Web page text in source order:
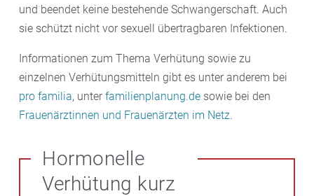
und beendet keine bestehende Schwangerschaft. Auch
sie schützt nicht vor sexuell übertragbaren Infektionen.
Informationen zum Thema Verhütung sowie zu
einzelnen Verhütungsmitteln gibt es unter anderem bei
pro familia, unter familienplanung.de sowie bei den
Frauenärztinnen und Frauenärzten im Netz.
Hormonelle
Verhütung kurz